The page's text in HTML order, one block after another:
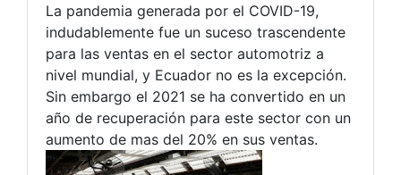
La pandemia generada por el COVID-19,
indudablemente fue un suceso trascendente
para las ventas en el sector automotriz a
nivel mundial, y Ecuador no es la excepción.
Sin embargo el 2021 se ha convertido en un
año de recuperación para este sector con un
aumento de mas del 20% en sus ventas.